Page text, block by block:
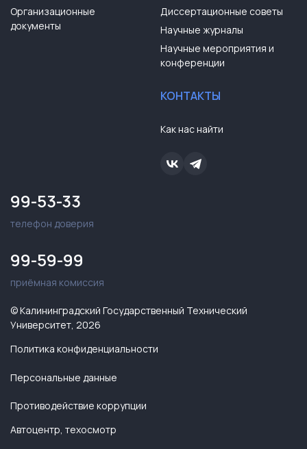
Организационные
документы
Диссертационные советы
Научные журналы
Научные мероприятия и
конференции
КОНТАКТЫ
Как нас найти
99-53-33
телефон доверия
99-59-99
приёмная комиссия
© Калининградский Государственный Технический
Университет, 2026
Политика конфиденциальности
Персональные данные
Противодействие коррупции
Автоцентр, техосмотр